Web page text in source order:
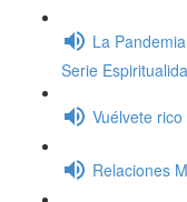
La
Serie
Vuélvete
Relaciones